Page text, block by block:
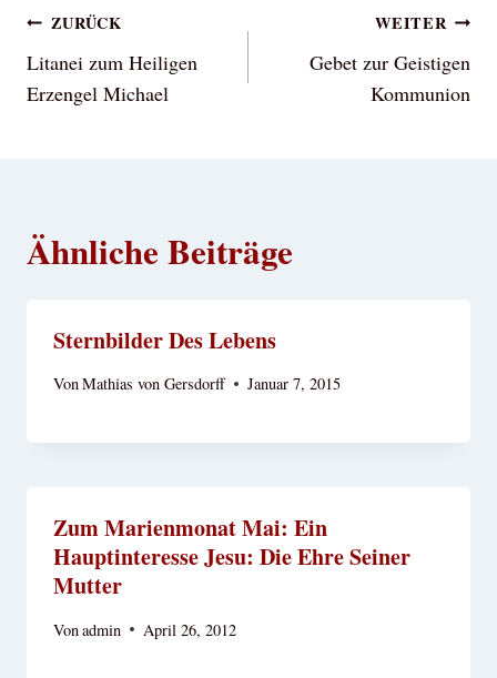
Beitragsnavigation
ZURÜCK
Litanei zum Heiligen
Erzengel Michael
WEITER
Gebet zur Geistigen
Kommunion
Ähnliche Beiträge
Sternbilder Des Lebens
VonMathias von Gersdorff Januar 7, 2015
Zum Marienmonat Mai: Ein
Hauptinteresse Jesu: Die Ehre Seiner
Mutter
Vonadmin April 26, 2012